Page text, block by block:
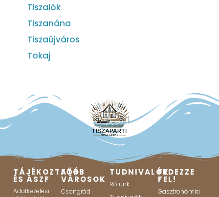
Tiszalök
Tiszanána
Tiszaújváros
Tokaj
TÁJÉKOZTATÓ
ÉS ÁSZF
Adatkezelési
FŐBB
VÁROSOK
Csongrád
TUDNIVALÓK
Rólunk
FEDEZZE
FEL!
Gasztronómia